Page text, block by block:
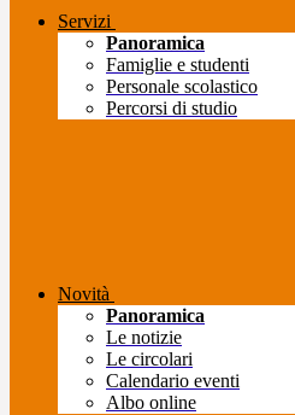
Servizi
Panoramica
Famiglie e studenti
Personale scolastico
Percorsi di studio
Novità
Panoramica
Le notizie
Le circolari
Calendario eventi
Albo online